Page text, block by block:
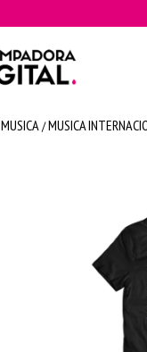
MUSICA/MUSICA